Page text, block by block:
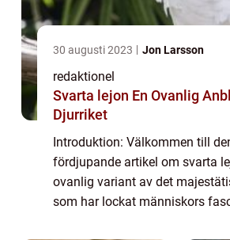
30 augusti 2023 Jon Larsson
redaktionel
Svarta lejon En Ovanlig Anblick I
Djurriket
Introduktion: Välkommen till
fördjupande artikel om svarta
ovanlig variant av det
som har lockat människors